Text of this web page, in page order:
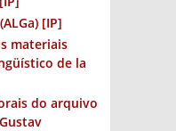
[IP]
materiais
de la
do arquivo